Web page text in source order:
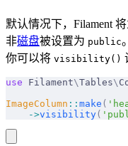
默认情况下，Filament
非磁盘被设置为 public
你可以将 visibility()
use Filament\Tables\
ImageColumn :: make (
    ->
visibility(